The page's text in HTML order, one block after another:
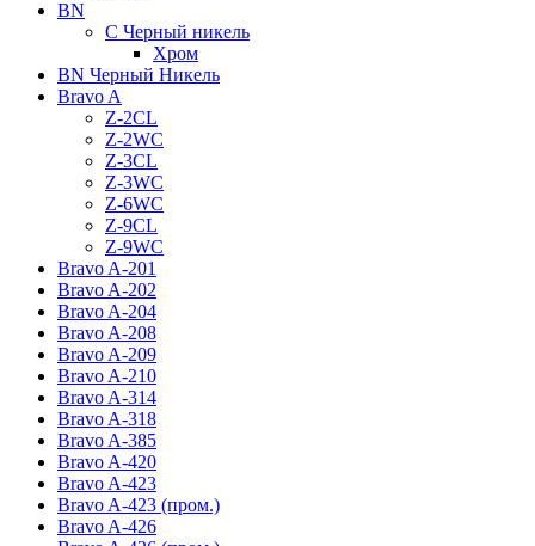
BN
C Черный никель
Хром
BN Черный Никель
Bravo A
Z-2CL
Z-2WC
Z-3CL
Z-3WC
Z-6WC
Z-9CL
Z-9WC
Bravo A-201
Bravo A-202
Bravo A-204
Bravo A-208
Bravo A-209
Bravo A-210
Bravo A-314
Bravo A-318
Bravo A-385
Bravo A-420
Bravo A-423
Bravo A-423 (пром.)
Bravo A-426